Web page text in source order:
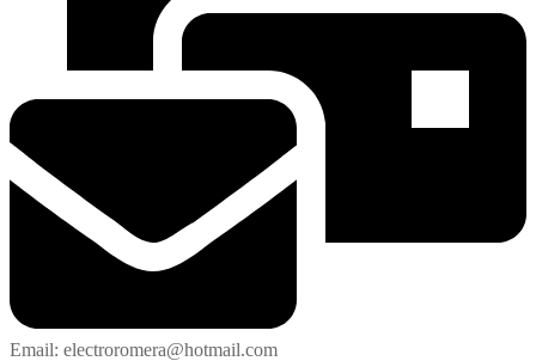
Email: electroromera@hotmail.com